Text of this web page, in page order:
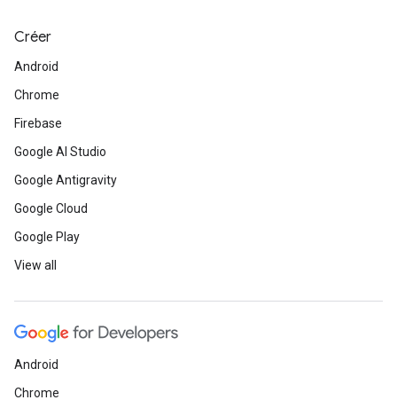
Créer
Android
Chrome
Firebase
Google AI Studio
Google Antigravity
Google Cloud
Google Play
View all
Android
Chrome